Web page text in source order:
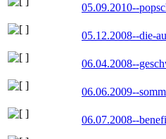
05.09.2010--
05.12.2008--die-
06.04.2008--
06.06.2009--
06.07.2008--